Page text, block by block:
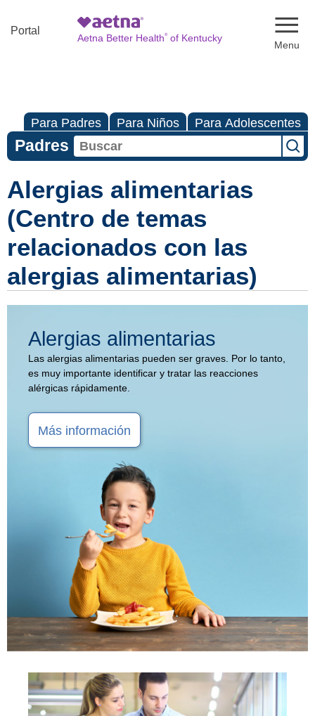
Portal
Aetna Better Health®of Kentucky
Para Padres Para Niños Para Adolescentes
Padres
Alergias alimentarias
(Centro de temas
relacionados con las
alergias alimentarias)
Alergias alimentarias
Las alergias alimentarias pueden ser graves. Por lo tanto,
es muy importante identificar y tratar las reacciones
alérgicas rápidamente.
Más información